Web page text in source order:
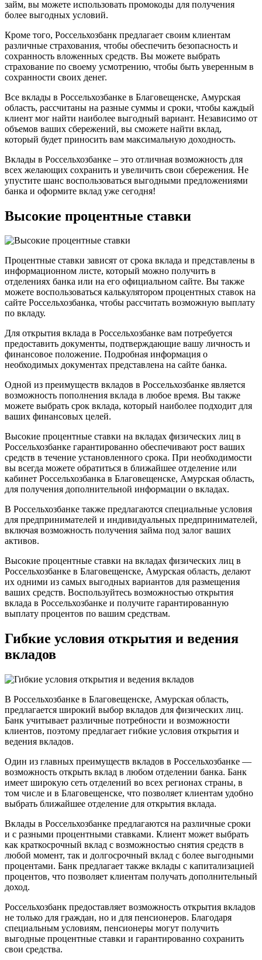
займ, вы можете использовать промокоды для получения
более выгодных условий.
Кроме того, Россельхозбанк предлагает своим клиентам
различные страхования, чтобы обеспечить безопасность и
сохранность вложенных средств. Вы можете выбрать
страхование по своему усмотрению, чтобы быть уверенным в
сохранности своих денег.
Все вклады в Россельхозбанке в Благовещенске, Амурская
область, рассчитаны на разные суммы и сроки, чтобы каждый
клиент мог найти наиболее выгодный вариант. Независимо от
объемов ваших сбережений, вы сможете найти вклад,
который будет приносить вам максимальную доходность.
Вклады в Россельхозбанке – это отличная возможность для
всех желающих сохранить и увеличить свои сбережения. Не
упустите шанс воспользоваться выгодными предложениями
банка и оформите вклад уже сегодня!
Высокие процентные ставки
Процентные ставки зависят от срока вклада и представлены в
информационном листе, который можно получить в
отделениях банка или на его официальном сайте. Вы также
можете воспользоваться калькулятором процентных ставок на
сайте Россельхозбанка, чтобы рассчитать возможную выплату
по вкладу.
Для открытия вклада в Россельхозбанке вам потребуется
предоставить документы, подтверждающие вашу личность и
финансовое положение. Подробная информация о
необходимых документах представлена на сайте банка.
Одной из преимуществ вкладов в Россельхозбанке является
возможность пополнения вклада в любое время. Вы также
можете выбрать срок вклада, который наиболее подходит для
ваших финансовых целей.
Высокие процентные ставки на вкладах физических лиц в
Россельхозбанке гарантированно обеспечивают рост ваших
средств в течение установленного срока. При необходимости
вы всегда можете обратиться в ближайшее отделение или
кабинет Россельхозбанка в Благовещенске, Амурская область,
для получения дополнительной информации о вкладах.
В Россельхозбанке также предлагаются специальные условия
для предпринимателей и индивидуальных предпринимателей,
включая возможность получения займа под залог ваших
активов.
Высокие процентные ставки на вкладах физических лиц в
Россельхозбанке в Благовещенске, Амурская область, делают
их одними из самых выгодных вариантов для размещения
ваших средств. Воспользуйтесь возможностью открытия
вклада в Россельхозбанке и получите гарантированную
выплату процентов по вашим средствам.
Гибкие условия открытия и ведения
вкладов
В Россельхозбанке в Благовещенске, Амурская область,
предлагается широкий выбор вкладов для физических лиц.
Банк учитывает различные потребности и возможности
клиентов, поэтому предлагает гибкие условия открытия и
ведения вкладов.
Один из главных преимуществ вкладов в Россельхозбанке —
возможность открыть вклад в любом отделении банка. Банк
имеет широкую сеть отделений во всех регионах страны, в
том числе и в Благовещенске, что позволяет клиентам удобно
выбрать ближайшее отделение для открытия вклада.
Вклады в Россельхозбанке предлагаются на различные сроки
и с разными процентными ставками. Клиент может выбрать
как краткосрочный вклад с возможностью снятия средств в
любой момент, так и долгосрочный вклад с более выгодными
процентами. Банк предлагает также вклады с капитализацией
процентов, что позволяет клиентам получать дополнительный
доход.
Россельхозбанк предоставляет возможность открытия вкладов
не только для граждан, но и для пенсионеров. Благодаря
специальным условиям, пенсионеры могут получить
выгодные процентные ставки и гарантированно сохранить
свои средства.